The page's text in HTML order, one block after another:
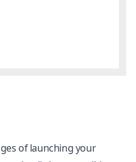
of launching your